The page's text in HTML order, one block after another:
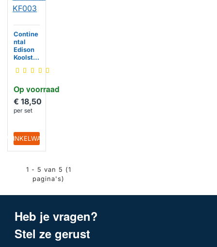
Op voorraad
Contine
ntal
Edison
Koolstof
KF003
€ 18,50
per set
WINKELWAGEN
1 - 5 van 5 (1
pagina's)
Heb je vragen?
Stel ze gerust